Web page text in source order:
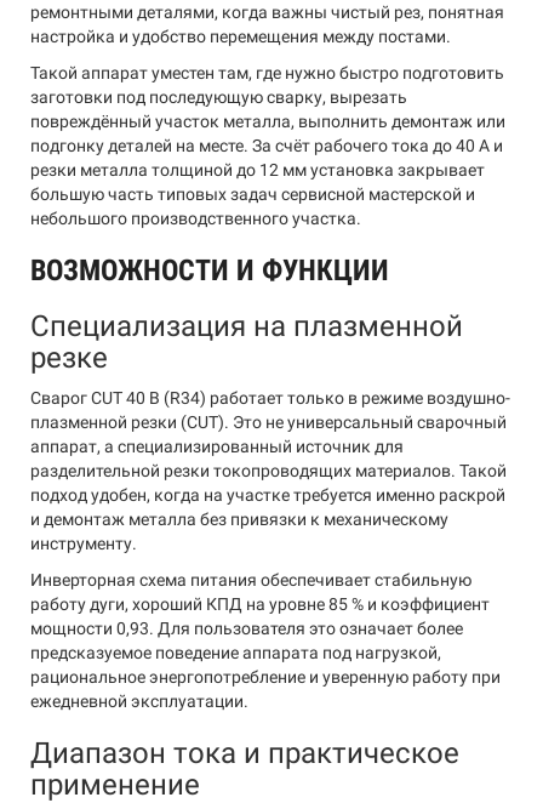
ремонтными деталями, когда важны чистый рез, понятная
настройка и удобство перемещения между постами.
Такой аппарат уместен там, где нужно быстро подготовить
заготовки под последующую сварку, вырезать
повреждённый участок металла, выполнить демонтаж или
подгонку деталей на месте. За счёт рабочего тока до 40 А и
резки металла толщиной до 12 мм установка закрывает
большую часть типовых задач сервисной мастерской и
небольшого производственного участка.
ВОЗМОЖНОСТИ И ФУНКЦИИ
Специализация на плазменной
резке
Сварог CUT 40 B (R34) работает только в режиме воздушно-
плазменной резки (CUT). Это не универсальный сварочный
аппарат, а специализированный источник для
разделительной резки токопроводящих материалов. Такой
подход удобен, когда на участке требуется именно раскрой
и демонтаж металла без привязки к механическому
инструменту.
Инверторная схема питания обеспечивает стабильную
работу дуги, хороший КПД на уровне 85 % и коэффициент
мощности 0,93. Для пользователя это означает более
предсказуемое поведение аппарата под нагрузкой,
рациональное энергопотребление и уверенную работу при
ежедневной эксплуатации.
Диапазон тока и практическое
применение